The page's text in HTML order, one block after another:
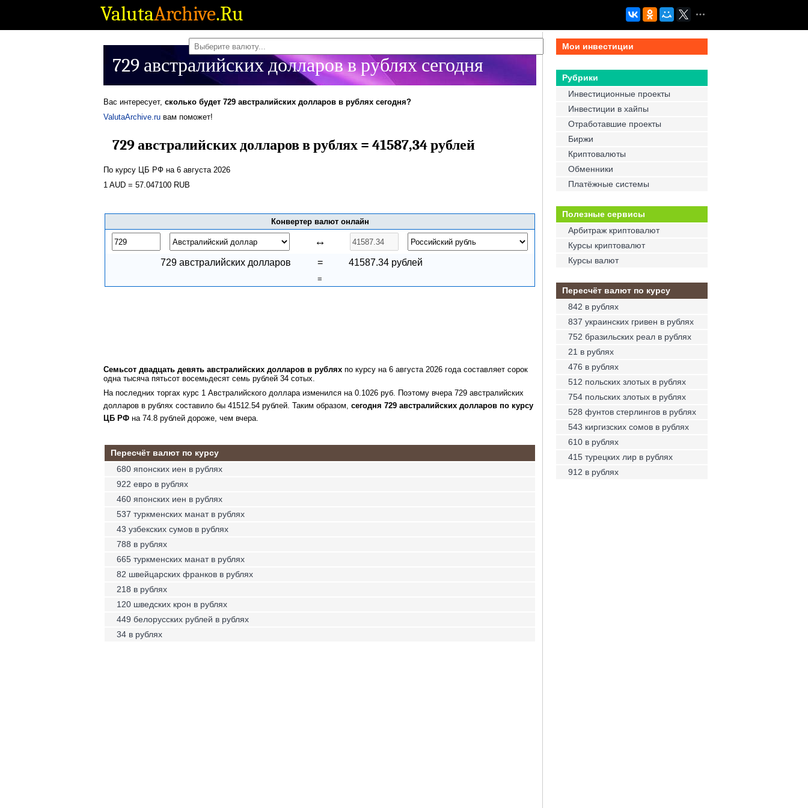
ValutaArchive.Ru
729 австралийских долларов в рублях сегодня
Вас интересует, сколько будет 729 австралийских долларов в рублях сегодня?
ValutaArchive.ru вам поможет!
729 австралийских долларов в рублях = 41587,34 рублей
По курсу ЦБ РФ на 6 августа 2026
1 AUD = 57.047100 RUB
Конвертер валют онлайн
↔
729 австралийских долларов = 41587.34 рублей
=
Семьсот двадцать девять австралийских долларов в рублях по курсу на 6 августа 2026 года составляет сорок
одна тысяча пятьсот восемьдесят семь рублей 34 сотых.
На последних торгах курс 1 Австралийского доллара изменился на 0.1026 руб. Поэтому вчера 729 австралийских
долларов в рублях составило бы 41512.54 рублей. Таким образом, сегодня 729 австралийских долларов по курсу
ЦБ РФ на 74.8 рублей дороже, чем вчера.
Пересчёт валют по курсу
680 японских иен в рублях
922 евро в рублях
460 японских иен в рублях
537 туркменских манат в рублях
43 узбекских сумов в рублях
788 в рублях
665 туркменских манат в рублях
82 швейцарских франков в рублях
218 в рублях
120 шведских крон в рублях
449 белорусских рублей в рублях
34 в рублях
Мои инвестиции
Рубрики
Инвестиционные проекты
Инвестиции в хайпы
Отработавшие проекты
Биржи
Криптовалюты
Обменники
Платёжные системы
Полезные сервисы
Арбитраж криптовалют
Курсы криптовалют
Курсы валют
Пересчёт валют по курсу
842 в рублях
837 украинских гривен в рублях
752 бразильских реал в рублях
21 в рублях
476 в рублях
512 польских злотых в рублях
754 польских злотых в рублях
528 фунтов стерлингов в рублях
543 киргизских сомов в рублях
610 в рублях
415 турецких лир в рублях
912 в рублях